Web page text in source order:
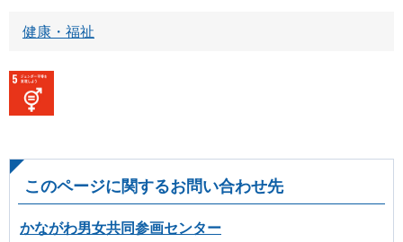
健康・福祉
このページに関するお問い合わせ先
かながわ男女共同参画センター